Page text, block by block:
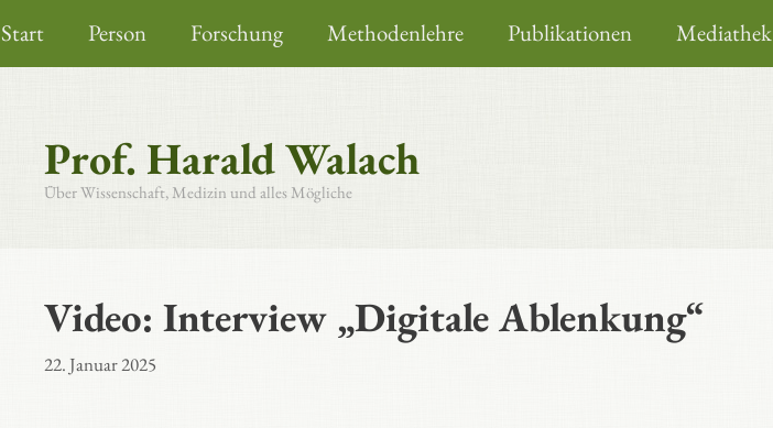
Inhalt
springen
Start Person Forschung Methodenlehre Publikationen Mediathek
Prof. Harald Walach
Über Wissenschaft, Medizin und alles Mögliche
Video: Interview „Digitale Ablenkung“
22. Januar 2025